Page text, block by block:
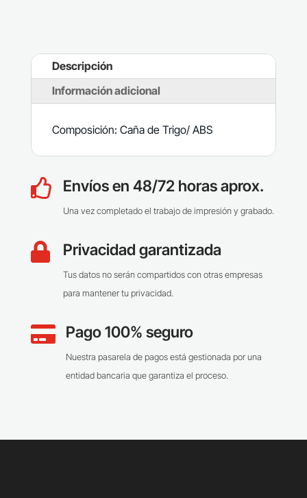
Descripción
Información adicional
Composición: Caña de Trigo/ ABS
 Envíos en 48/72 horas aprox.
Una vez completado el trabajo de impresión y grabado.
 Privacidad garantizada
Tus datos no serán compartidos con otras empresas
para mantener tu privacidad.
 Pago 100% seguro
Nuestra pasarela de pagos está gestionada por una
entidad bancaria que garantiza el proceso.